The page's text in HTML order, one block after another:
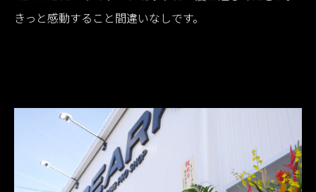
きっと感動すること間違いなしです。